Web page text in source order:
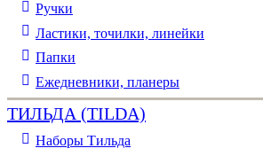
Ручки
Ластики, точилки, линейки
Папки
Ежедневники, планеры
ТИЛЬДА (TILDA)
Наборы Тильда